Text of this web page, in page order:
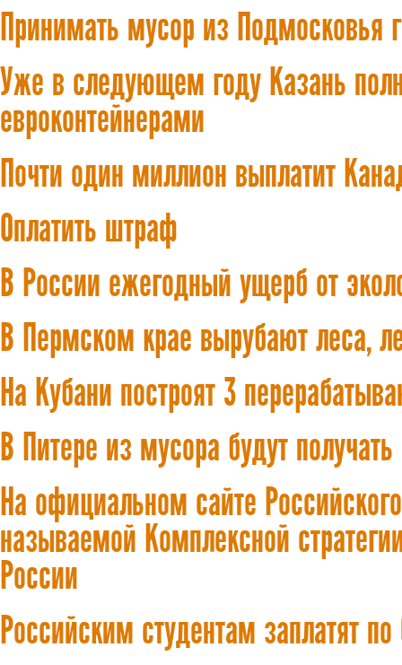
Принимать мусор из Подмосковья
Уже в следующем году Казань
евроконтейнерами
Почти один миллион выплатит
Оплатить штраф
В России ежегодный ущерб от
В Пермском крае вырубают леса,
На Кубани построят 3
В Питере из мусора будут получать
На официальном сайте
называемой Комплексной
России
Российским студентам заплатят